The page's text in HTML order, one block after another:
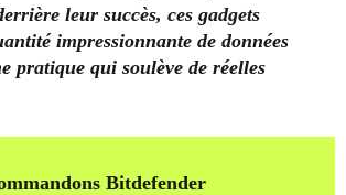
leur succès, ces gadgets
impressionnante de données
pratique qui soulève de réelles
Bitdefender